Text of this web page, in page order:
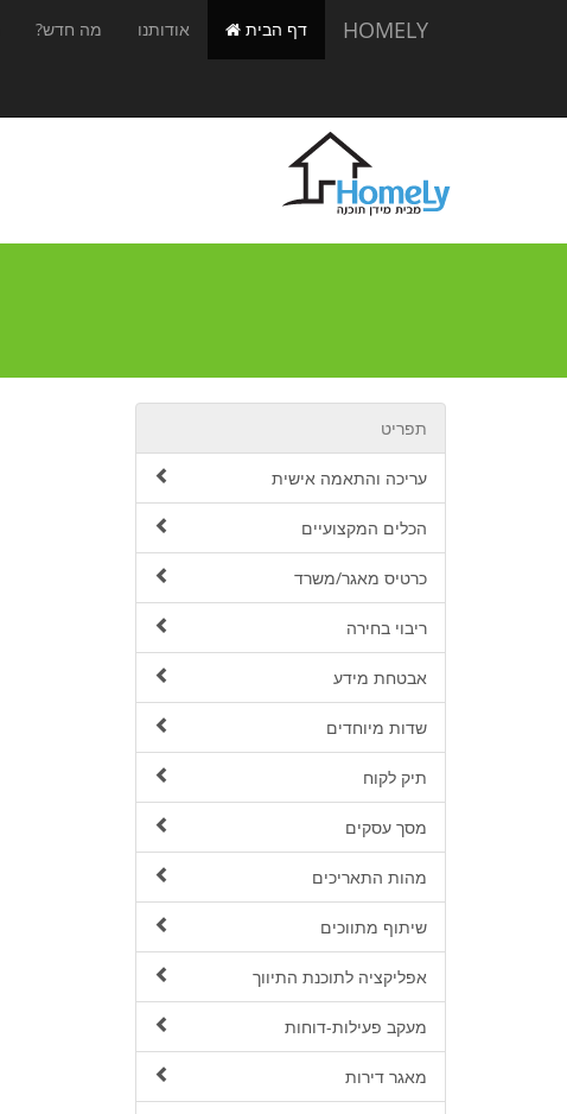
HOMELY מה חדש? אודותנו דף הבית
תפריט
עריכה והתאמה אישית
הכלים המקצועיים
כרטיס מאגר/משרד
ריבוי בחירה
אבטחת מידע
שדות מיוחדים
תיק לקוח
מסך עסקים
מהות התאריכים
שיתוף מתווכים
אפליקציה לתוכנת התיווך
מעקב פעילות-דוחות
מאגר דירות